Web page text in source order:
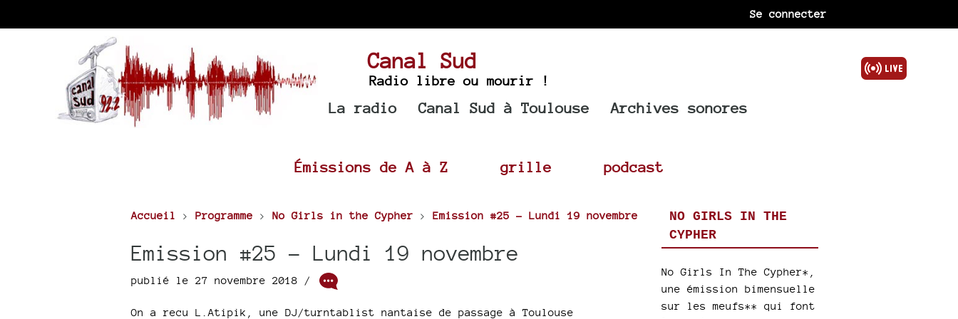
Se connecter
Canal Sud
Radio libre ou mourir !
La radio Canal Sud à Toulouse Archives sonores
Émissions de A à Z grille podcast
Accueil > Programme > No Girls in the Cypher > Emission #25 - Lundi 19 novembre
Emission #25 - Lundi 19 novembre
publié le 27 novembre 2018 /
On a recu L.Atipik, une DJ/turntablist nantaise de passage à Toulouse
NO GIRLS IN THE
CYPHER
No Girls In The Cypher*,
une émission bimensuelle
sur les meufs** qui font